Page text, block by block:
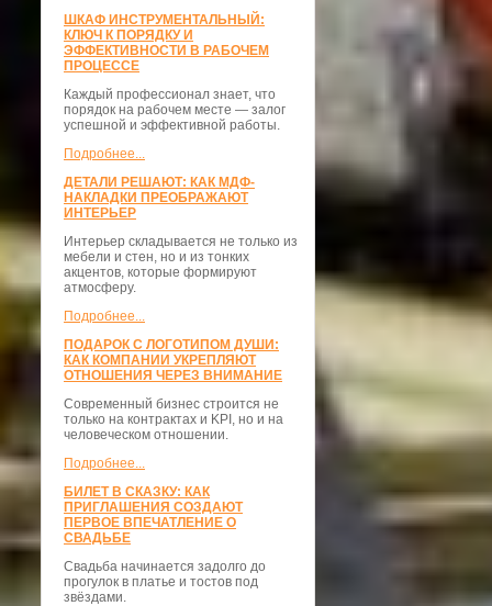
ШКАФ ИНСТРУМЕНТАЛЬНЫЙ:
КЛЮЧ К ПОРЯДКУ И
ЭФФЕКТИВНОСТИ В РАБОЧЕМ
ПРОЦЕССЕ
Каждый профессионал знает, что
порядок на рабочем месте — залог
успешной и эффективной работы.
Подробнее...
ДЕТАЛИ РЕШАЮТ: КАК МДФ-
НАКЛАДКИ ПРЕОБРАЖАЮТ
ИНТЕРЬЕР
Интерьер складывается не только из
мебели и стен, но и из тонких
акцентов, которые формируют
атмосферу.
Подробнее...
ПОДАРОК С ЛОГОТИПОМ ДУШИ:
КАК КОМПАНИИ УКРЕПЛЯЮТ
ОТНОШЕНИЯ ЧЕРЕЗ ВНИМАНИЕ
Современный бизнес строится не
только на контрактах и KPI, но и на
человеческом отношении.
Подробнее...
БИЛЕТ В СКАЗКУ: КАК
ПРИГЛАШЕНИЯ СОЗДАЮТ
ПЕРВОЕ ВПЕЧАТЛЕНИЕ О
СВАДЬБЕ
Свадьба начинается задолго до
прогулок в платье и тостов под
звёздами.